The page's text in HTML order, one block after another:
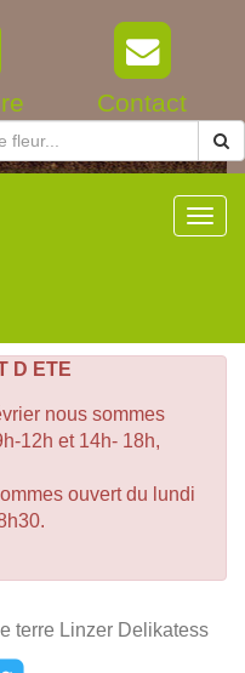
Contact
D ETE
nous sommes
12h et 14h- 18h,
ouvert du lundi
terre Linzer Delikatess